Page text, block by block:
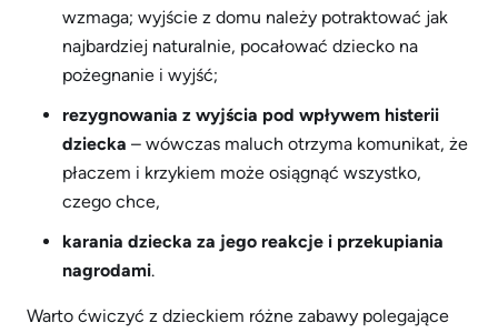
wzmaga; wyjście z domu należy potraktować jak
najbardziej naturalnie, pocałować dziecko na
pożegnanie i wyjść;
rezygnowania z wyjścia pod wpływem histerii
dziecka – wówczas maluch otrzyma komunikat, że
płaczem i krzykiem może osiągnąć wszystko,
czego chce,
karania dziecka za jego reakcje i przekupiania
nagrodami.
Warto ćwiczyć z dzieckiem różne zabawy polegające